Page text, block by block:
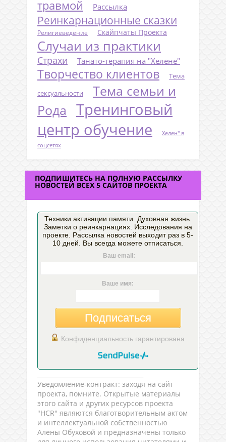
травмой
Рассылка
Реинкарнационные сказки
Религиеведение Скайпчаты Проекта
Случаи из практики
Страхи Танато-терапия на "Хелене"
Творчество клиентов
Тема
сексуальности
Тема семьи и
Рода
Тренинговый
центр обучение
Хелен" в
соцсетях
ПОДПИШИТЕСЬ НА ПОЛНУЮ РАССЫЛКУ
НОВОСТЕЙ ВСЕХ 5 САЙТОВ ПРОЕКТА
Техники активации памяти. Духовная жизнь.
Заметки о реинкарнациях. Исследования на
проекте. Рассылка новостей выходит раз в 5-
10 дней. Вы всегда можете отписаться.
Ваш email:
Ваше имя:
Подписаться
Конфиденциальность гарантирована
Уведомление-контракт: заходя на сайт
проекта, помните. Открытые материалы
этого сайта и других ресурсов проекта
"HCR" являются благотворительным актом
и интеллектуальной собственностью
Алены Обуховой и предназначены только